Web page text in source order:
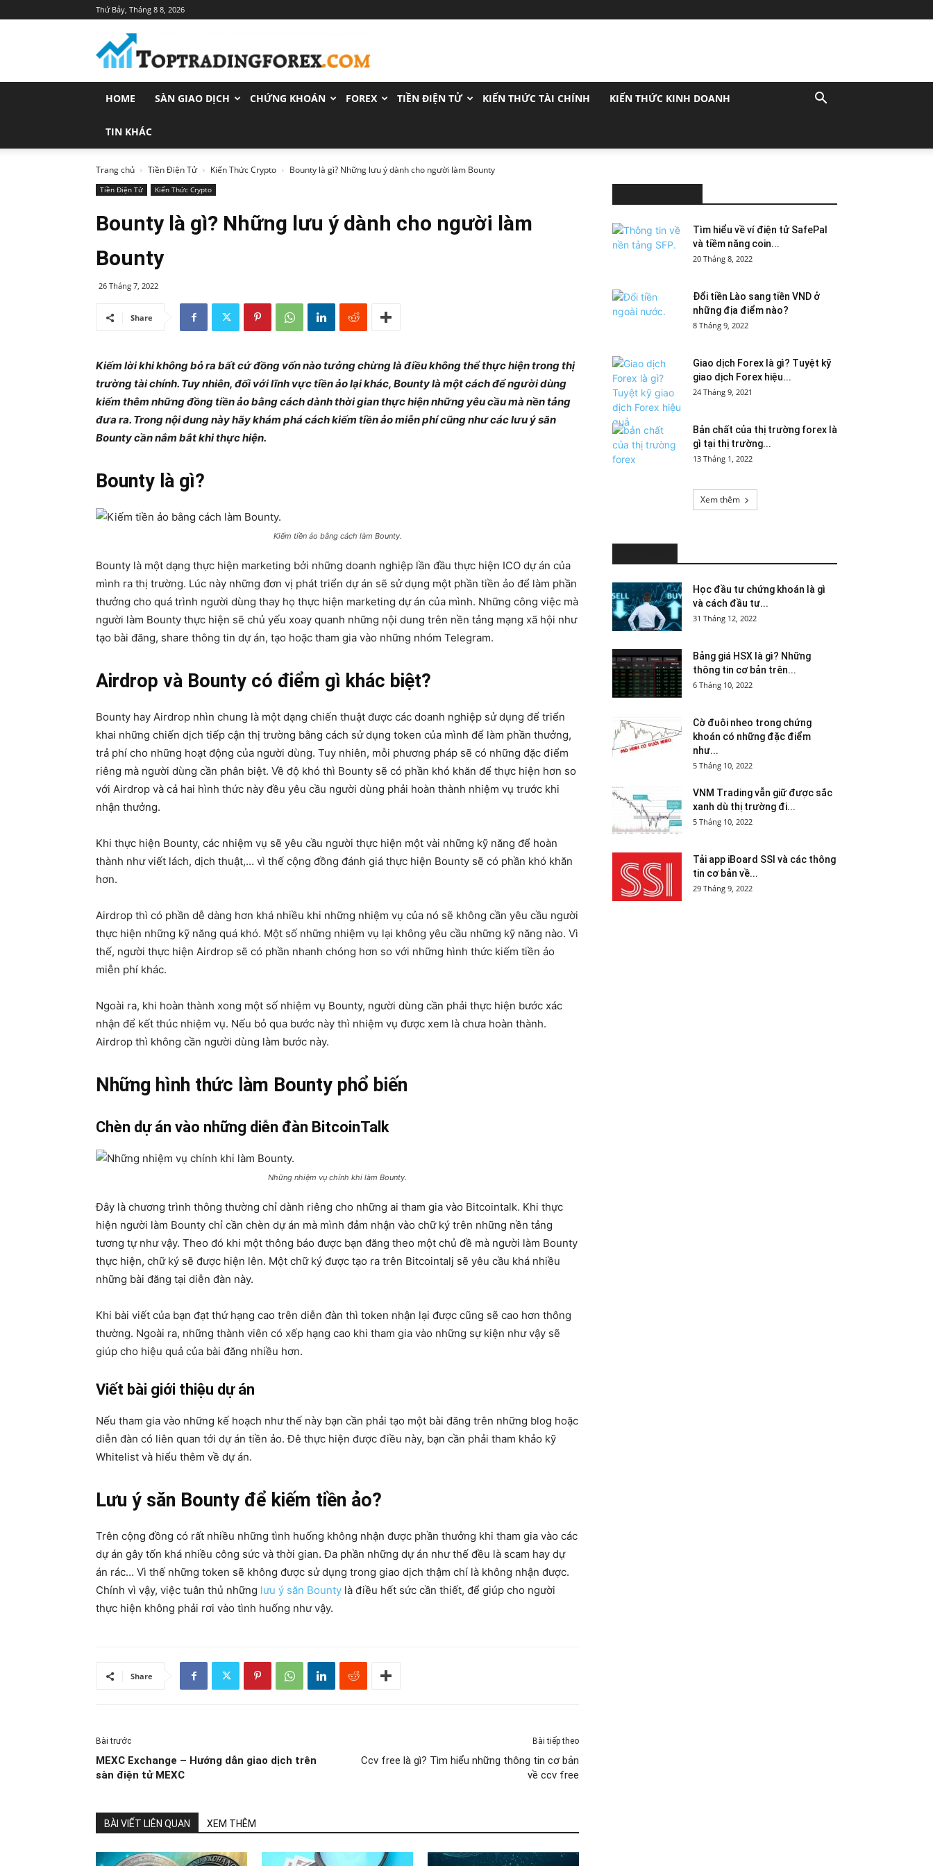
Thứ Bảy, Tháng 8 8, 2026
Trang
Tin
Tức
Đầu
HOME SÀN GIAO DỊCH CHỨNG KHOÁN FOREX TIỀN ĐIỆN TỬ KIẾN THỨC TÀI CHÍNH KIẾN THỨC KINH DOANH
TIN KHÁC
Trang chủ Tiền Điện Tử Kiến Thức Crypto Bounty là gì? Những lưu ý dành cho người làm Bounty
Tiền Điện Tử Kiến Thức Crypto
Bounty là gì? Những lưu ý dành cho người làm
Bounty
26 Tháng 7, 2022
Share
Kiếm lời khi không bỏ ra bất cứ đồng vốn nào tưởng chừng là điều không thể thực hiện trong thị
trường tài chính. Tuy nhiên, đối với lĩnh vực tiền ảo lại khác, Bounty là một cách để người dùng
kiếm thêm những đồng tiền ảo bằng cách dành thời gian thực hiện những yêu cầu mà nền tảng
đưa ra. Trong nội dung này hãy khám phá cách kiếm tiền ảo miễn phí cũng như các lưu ý săn
Bounty cần nắm bắt khi thực hiện.
Bounty là gì?
Kiếm tiền ảo bằng cách làm Bounty.
Bounty là một dạng thực hiện marketing bởi những doanh nghiệp lần đầu thực hiện ICO dự án của
mình ra thị trường. Lúc này những đơn vị phát triển dự án sẽ sử dụng một phần tiền ảo để làm phần
thưởng cho quá trình người dùng thay họ thực hiện marketing dự án của mình. Những công việc mà
người làm Bounty thực hiện sẽ chủ yếu xoay quanh những nội dung trên nền tảng mạng xã hội như
tạo bài đăng, share thông tin dự án, tạo hoặc tham gia vào những nhóm Telegram.
Airdrop và Bounty có điểm gì khác biệt?
Bounty hay Airdrop nhìn chung là một dạng chiến thuật được các doanh nghiệp sử dụng để triển
khai những chiến dịch tiếp cận thị trường bằng cách sử dụng token của mình để làm phần thưởng,
trả phí cho những hoạt động của người dùng. Tuy nhiên, mỗi phương pháp sẽ có những đặc điểm
riêng mà người dùng cần phân biệt. Về độ khó thì Bounty sẽ có phần khó khăn để thực hiện hơn so
với Airdrop và cả hai hình thức này đều yêu cầu người dùng phải hoàn thành nhiệm vụ trước khi
nhận thưởng.
Khi thực hiện Bounty, các nhiệm vụ sẽ yêu cầu người thực hiện một vài những kỹ năng để hoàn
thành như viết lách, dịch thuật,… vì thế cộng đồng đánh giá thực hiện Bounty sẽ có phần khó khăn
hơn.
Airdrop thì có phần dễ dàng hơn khá nhiều khi những nhiệm vụ của nó sẽ không cần yêu cầu người
thực hiện những kỹ năng quá khó. Một số những nhiệm vụ lại không yêu cầu những kỹ năng nào. Vì
thế, người thực hiện Airdrop sẽ có phần nhanh chóng hơn so với những hình thức kiếm tiền ảo
miễn phí khác.
Ngoài ra, khi hoàn thành xong một số nhiệm vụ Bounty, người dùng cần phải thực hiện bước xác
nhận để kết thúc nhiệm vụ. Nếu bỏ qua bước này thì nhiệm vụ được xem là chưa hoàn thành.
Airdrop thì không cần người dùng làm bước này.
Những hình thức làm Bounty phổ biến
Chèn dự án vào những diễn đàn BitcoinTalk
Những nhiệm vụ chính khi làm Bounty.
Đây là chương trình thông thường chỉ dành riêng cho những ai tham gia vào Bitcointalk. Khi thực
hiện người làm Bounty chỉ cần chèn dự án mà mình đảm nhận vào chữ ký trên những nền tảng
tương tự như vậy. Theo đó khi một thông báo được bạn đăng theo một chủ đề mà người làm Bounty
thực hiện, chữ ký sẽ được hiện lên. Một chữ ký được tạo ra trên Bitcointalj sẽ yêu cầu khá nhiều
những bài đăng tại diễn đàn này.
Khi bài viết của bạn đạt thứ hạng cao trên diễn đàn thì token nhận lại được cũng sẽ cao hơn thông
thường. Ngoài ra, những thành viên có xếp hạng cao khi tham gia vào những sự kiện như vậy sẽ
giúp cho hiệu quả của bài đăng nhiều hơn.
Viết bài giới thiệu dự án
Nếu tham gia vào những kế hoạch như thế này bạn cần phải tạo một bài đăng trên những blog hoặc
diễn đàn có liên quan tới dự án tiền ảo. Đê thực hiện được điều này, bạn cần phải tham khảo kỹ
Whitelist và hiểu thêm về dự án.
Lưu ý săn Bounty để kiếm tiền ảo?
Trên cộng đồng có rất nhiều những tình huống không nhận được phần thưởng khi tham gia vào các
dự án gây tốn khá nhiều công sức và thời gian. Đa phần những dự án như thế đều là scam hay dự
án rác… Vì thế những token sẽ không được sử dụng trong giao dịch thậm chí là không nhận được.
Chính vì vậy, việc tuân thủ những lưu ý săn Bounty là điều hết sức cần thiết, để giúp cho người
thực hiện không phải rơi vào tình huống như vậy.
Share
Bài trước
MEXC Exchange – Hướng dẫn giao dịch trên
sàn điện tử MEXC
Bài tiếp theo
Ccv free là gì? Tìm hiểu những thông tin cơ bản
về ccv free
BÀI VIẾT LIÊN QUAN XEM THÊM
Tìm hiểu về ví điện tử SafePal
và tiềm năng coin...
20 Tháng 8, 2022
Đổi tiền Lào sang tiền VND ở
những địa điểm nào?
8 Tháng 9, 2022
Giao dịch Forex là gì? Tuyệt kỹ
giao dịch Forex hiệu...
24 Tháng 9, 2021
Bản chất của thị trường forex là
gì tại thị trường...
13 Tháng 1, 2022
Xem thêm
Học đầu tư chứng khoán là gì
và cách đầu tư...
31 Tháng 12, 2022
Bảng giá HSX là gì? Những
thông tin cơ bản trên...
6 Tháng 10, 2022
Cờ đuôi nheo trong chứng
khoán có những đặc điểm
như...
5 Tháng 10, 2022
VNM Trading vẫn giữ được sắc
xanh dù thị trường đi...
5 Tháng 10, 2022
Tải app iBoard SSI và các thông
tin cơ bản về...
29 Tháng 9, 2022